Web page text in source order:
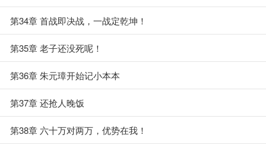
第34章 首战即决战，一战定乾坤！
第35章 老子还没死呢！
第36章 朱元璋开始记小本本
第37章 还抢人晚饭
第38章 六十万对两万，优势在我！